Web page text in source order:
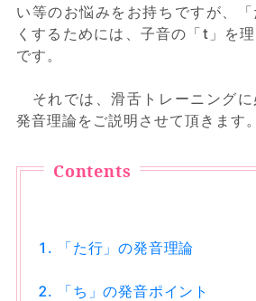
い等のお悩みをお持ちですが、
くするためには、子音の「t」を
です。
それでは、滑舌トレーニング
発音理論をご説明させて頂きます。
「た行」の発音理論
「ち」の発音ポイント